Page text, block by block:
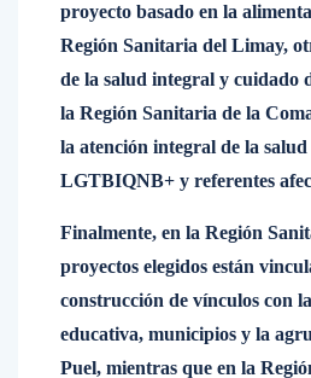
proyecto basado en la
Región Sanitaria del Limay,
de la salud integral y cuidado
la Región Sanitaria de la
la atención integral de la salud
LGTBIQNB+ y referentes
Finalmente, en la Región
proyectos elegidos están
construcción de vínculos con
educativa, municipios y la
Puel, mientras que en la